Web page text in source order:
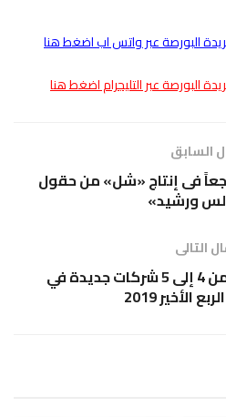
جريدة البورصة عبر واتس اب اضغط هنا
البورصة عبر التليجرام اضغط هنا
السابق
فى إنتاج «شل» من حقول
ورشيد»
التالى
الحكومة تجهز لقيد من 4 إلى 5 شركات جديدة في
الأخير 2019